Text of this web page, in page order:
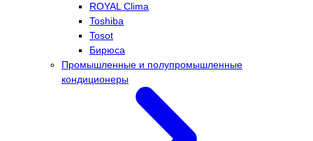
ROYAL Clima
Toshiba
Tosot
Бирюса
Промышленные и полупромышленные
кондиционеры